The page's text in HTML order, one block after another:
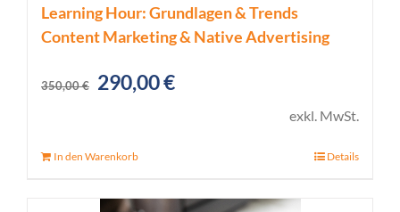
Learning Hour: Grundlagen & Trends
Content Marketing & Native Advertising
350,00€
Ursprünglicher
290,00€Aktueller
exkl. MwSt.
In den Warenkorb Details